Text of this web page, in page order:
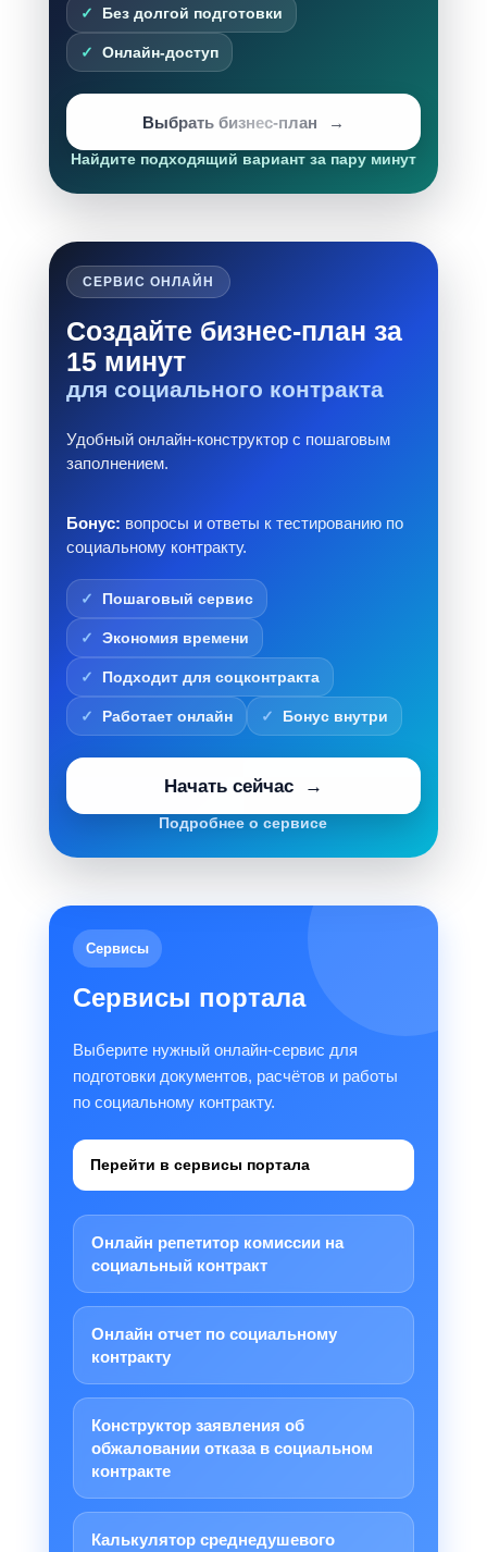
Без долгой подготовки
Онлайн-доступ
Выбрать бизнес-план
Найдите подходящий вариант за пару минут
СЕРВИС ОНЛАЙН
Создайте бизнес-план за
15 минут
для социального контракта
Удобный онлайн-конструктор с пошаговым
заполнением.
Бонус: вопросы и ответы к тестированию по
социальному контракту.
Пошаговый сервис
Экономия времени
Подходит для соцконтракта
Работает онлайн Бонус внутри
Начать сейчас
Подробнее о сервисе
Сервисы
Сервисы портала
Выберите нужный онлайн-сервис для
подготовки документов, расчётов и работы
по социальному контракту.
Перейти в сервисы портала
Онлайн репетитор комиссии на
социальный контракт
Онлайн отчет по социальному
контракту
Конструктор заявления об
обжаловании отказа в социальном
контракте
Калькулятор среднедушевого